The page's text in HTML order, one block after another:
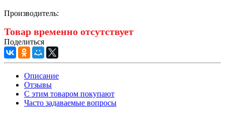
Производитель:
Товар временно отсутствует
Поделиться
Описание
Отзывы
С этим товаром покупают
Часто задаваемые вопросы